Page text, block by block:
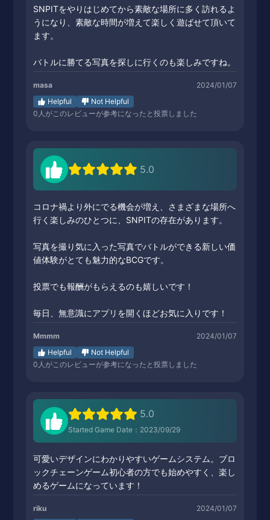
SNPITをやりはじめてから素敵な場所に多く訪れるよ
うになり、素敵な時間が増えて楽しく遊ばせて頂いて
ます。
バトルに勝てる写真を探しに行くのも楽しみですね。
masa
2024/01/07
Helpful
Not Helpful
0 人がこのレビューが参考になったと投票しました
5.0
コロナ禍より外にでる機会が増え、さまざまな場所へ
行く楽しみのひとつに、SNPITの存在があります。
写真を撮り気に入った写真でバトルができる新しい価
値体験がとても魅力的なBCGです。
投票でも報酬がもらえるのも嬉しいです！
毎日、無意識にアプリを開くほどお気に入りです！
Mmmm
2024/01/07
Helpful
Not Helpful
0 人がこのレビューが参考になったと投票しました
5.0
Started Game Date：2023/09/29
可愛いデザインにわかりやすいゲームシステム。ブロ
ックチェーンゲーム初心者の方でも始めやすく、楽し
めるゲームになっています！
riku 2024/01/07